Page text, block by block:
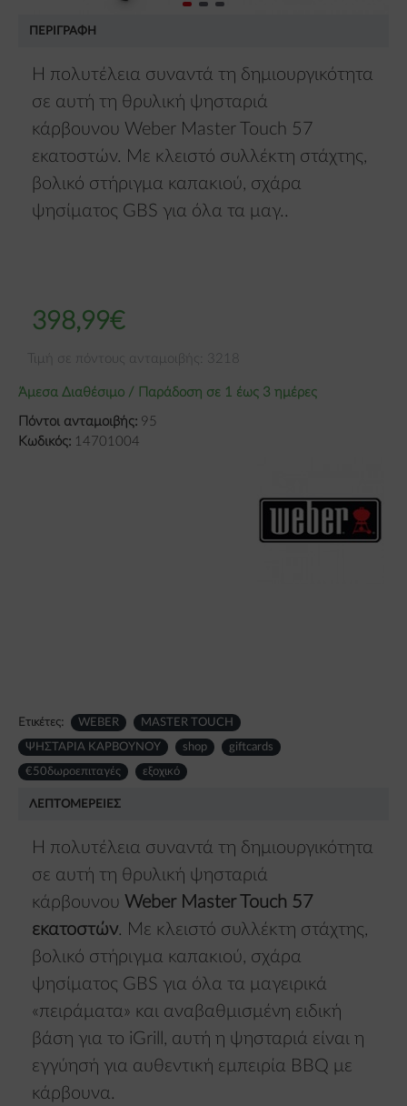
ΠΕΡΙΓΡΑΦΉ
Η πολυτέλεια συναντά τη δημιουργικότητα
σε αυτή τη θρυλική ψησταριά
κάρβουνου Weber Master Touch 57
εκατοστών. Με κλειστό συλλέκτη στάχτης,
βολικό στήριγμα καπακιού, σχάρα
ψησίματος GBS για όλα τα μαγ..
Άμεσα Διαθέσιμο / Παράδοση σε 1 έως 3 ημέρες
Πόντοι ανταμοιβής: 95
Κωδικός: 14701004
398,99€
Τιμή σε πόντους ανταμοιβής: 3218
Ετικέτες: WEBER MASTER TOUCH
ΨΗΣΤΑΡΙΑ ΚΑΡΒΟΥΝΟΥ shop giftcards
€50δωροεπιταγές εξοχικό
ΛΕΠΤΟΜΈΡΕΙΕΣ
Η πολυτέλεια συναντά τη δημιουργικότητα
σε αυτή τη θρυλική ψησταριά
κάρβουνου Weber Master Touch 57
εκατοστών. Με κλειστό συλλέκτη στάχτης,
βολικό στήριγμα καπακιού, σχάρα
ψησίματος GBS για όλα τα μαγειρικά
«πειράματα» και αναβαθμισμένη ειδική
βάση για το iGrill, αυτή η ψησταριά είναι η
εγγύησή για αυθεντική εμπειρία BBQ με
κάρβουνα.